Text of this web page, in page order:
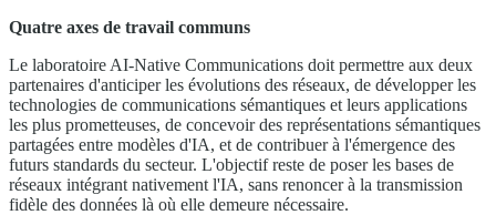
Quatre axes de travail communs
Le laboratoire AI-Native Communications doit permettre aux deux
partenaires d'anticiper les évolutions des réseaux, de développer les
technologies de communications sémantiques et leurs applications
les plus prometteuses, de concevoir des représentations sémantiques
partagées entre modèles d'IA, et de contribuer à l'émergence des
futurs standards du secteur. L'objectif reste de poser les bases de
réseaux intégrant nativement l'IA, sans renoncer à la transmission
fidèle des données là où elle demeure nécessaire.